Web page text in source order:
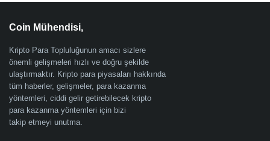
Coin Mühendisi,
Kripto Para Topluluğunun amacı sizlere
önemli gelişmeleri hızlı ve doğru şekilde
ulaştırmaktır. Kripto para piyasaları hakkında
tüm haberler, gelişmeler, para kazanma
yöntemleri, ciddi gelir getirebilecek kripto
para kazanma yöntemleri için bizi
takip etmeyi unutma.